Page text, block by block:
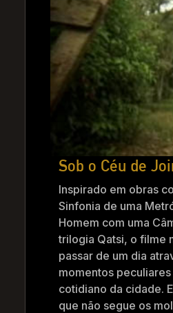
Sob o Céu de
Inspirado em obras
Sinfonia de uma
Homem com uma
trilogia Qatsi, o filme
passar de um dia
momentos
cotidiano da cidade.
que não segue os